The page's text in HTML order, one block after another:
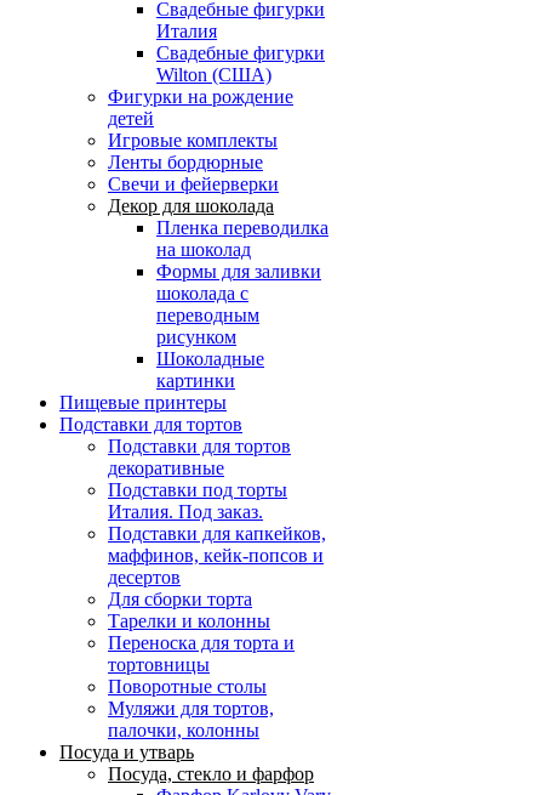
Свадебные фигурки
Италия
Свадебные фигурки
Wilton (США)
Фигурки на рождение
детей
Игровые комплекты
Ленты бордюрные
Свечи и фейерверки
Декор для шоколада
Пленка переводилка
на шоколад
Формы для заливки
шоколада с
переводным
рисунком
Шоколадные
картинки
Пищевые принтеры
Подставки для тортов
Подставки для тортов
декоративные
Подставки под торты
Италия. Под заказ.
Подставки для капкейков,
маффинов, кейк-попсов и
десертов
Для сборки торта
Тарелки и колонны
Переноска для торта и
тортовницы
Поворотные столы
Муляжи для тортов,
палочки, колонны
Посуда и утварь
Посуда, стекло и фарфор